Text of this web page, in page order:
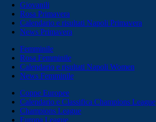
Giovanili
Rosa Primavera
Calendario e risultati Napoli Primavera
News Primavera
Femminile
Rosa Femminile
Calendario e risultati Napoli Women
News Femminile
Coppe Europee
Calendario e Classifica Champions League
Champions League
Europa League